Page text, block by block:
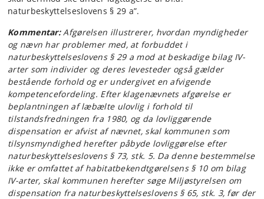
naturbeskyttelseslovens § 29 a”.
Kommentar:Afgørelsen illustrerer, hvordan myndigheder
og nævn har problemer med, at forbuddet i
naturbeskyttelseslovens § 29 a mod at beskadige bilag IV-
arter som individer og deres levesteder også gælder
bestående forhold og er undergivet en afvigende
kompetencefordeling. Efter klagenævnets afgørelse er
beplantningen af læbælte ulovlig i forhold til
tilstandsfredningen fra 1980, og da lovliggørende
dispensation er afvist af nævnet, skal kommunen som
tilsynsmyndighed herefter påbyde lovliggørelse efter
naturbeskyttelseslovens § 73, stk. 5. Da denne bestemmelse
ikke er omfattet af habitatbekendtgørelsens § 10 om bilag
IV-arter, skal kommunen herefter søge Miljøstyrelsen om
dispensation fra naturbeskyttelseslovens § 65, stk. 3, før der